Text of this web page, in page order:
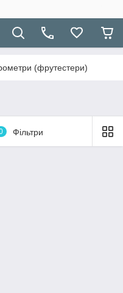
(фрутестери)
Фільтри